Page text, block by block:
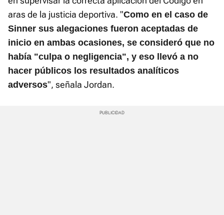
aras de la justicia deportiva. "Como en el caso de
Sinner sus alegaciones fueron aceptadas de
inicio en ambas ocasiones, se consideró que no
había "culpa o negligencia", y eso llevó a no
hacer públicos los resultados analíticos
adversos", señala Jordan.